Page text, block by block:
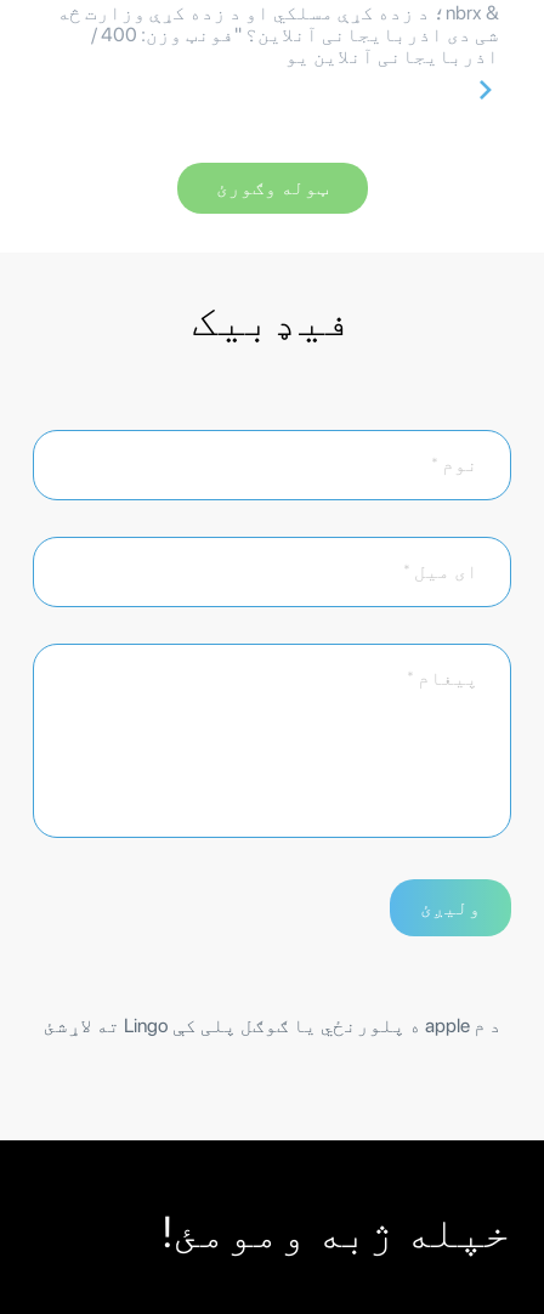
& nbrx؛ د زده کړې مسلکي او د زده کړې وزارت څه
شی دی اذربایجانی آنلاین؟ "فونټ وزن: 400 /
اذربایجانی آنلاین یو
ټوله وګورئ
فیډبیک
د م apple ه پلورنځي یا ګوګل پلی کې Lingo ته لاړشئ
خپله ژبه ومومئ!